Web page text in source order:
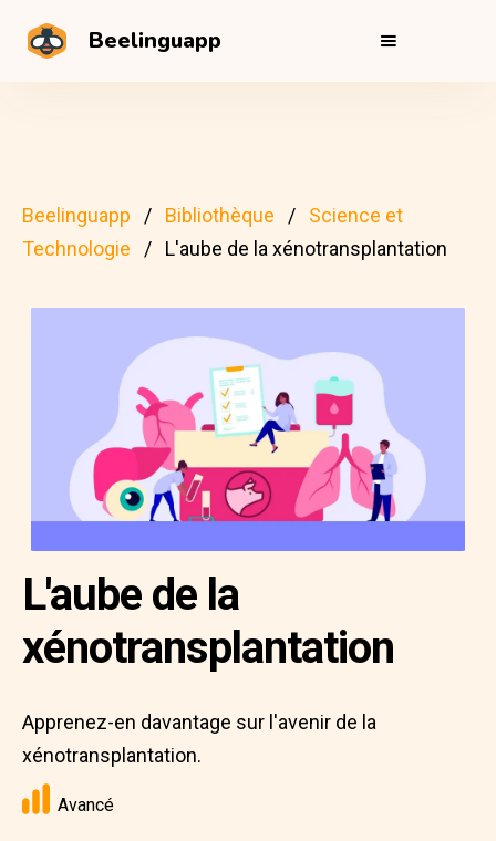
Beelinguapp
Beelinguapp Bibliothèque
Science et
Technologie
L'aube de la xénotransplantation
L'aube de la
xénotransplantation
Apprenez-en davantage sur l'avenir de la
xénotransplantation.
Avancé